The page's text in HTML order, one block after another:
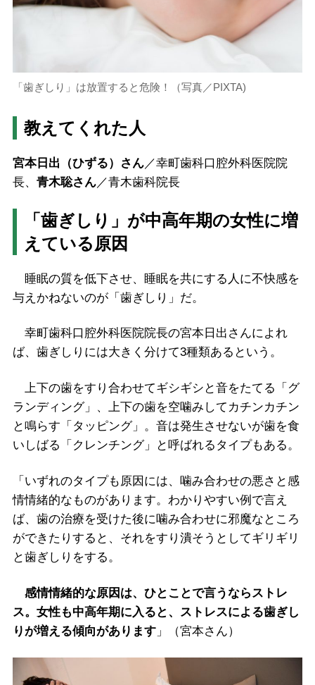
「歯ぎしり」は放置すると危険！（写真／PIXTA)
教えてくれた人
宮本日出（ひずる）さん／幸町歯科口腔外科医院院
長、 青木聡さん／青木歯科院長
「歯ぎしり」が中高年期の女性に増
えている原因
睡眠の質を低下させ、睡眠を共にする人に不快感を
与えかねないのが「歯ぎしり」だ。
幸町歯科口腔外科医院院長の宮本日出さんによれ
ば、歯ぎしりには大きく分けて3種類あるという。
上下の歯をすり合わせてギシギシと音をたてる「グ
ランディング」、上下の歯を空噛みしてカチンカチン
と鳴らす「タッピング」。音は発生させないが歯を食
いしばる「クレンチング」と呼ばれるタイプもある。
「いずれのタイプも原因には、噛み合わせの悪さと感
情情緒的なものがあります。わかりやすい例で言え
ば、歯の治療を受けた後に噛み合わせに邪魔なところ
ができたりすると、それをすり潰そうとしてギリギリ
と歯ぎしりをする。
感情情緒的な原因は、ひとことで言うならストレ
ス。女性も中高年期に入ると、ストレスによる歯ぎし
りが増える傾向があります」（宮本さん）